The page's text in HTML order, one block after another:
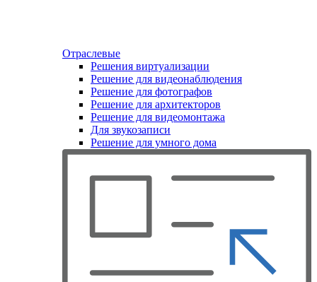
Отраслевые
Решения виртуализации
Решение для видеонаблюдения
Решение для фотографов
Решение для архитекторов
Решение для видеомонтажа
Для звукозаписи
Решение для умного дома